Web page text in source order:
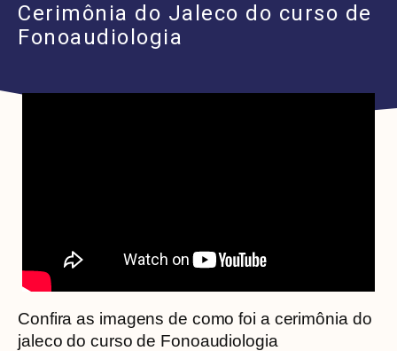
Cerimônia do Jaleco do curso de
Fonoaudiologia
Confira as imagens de como foi a cerimônia do
jaleco do curso de Fonoaudiologia